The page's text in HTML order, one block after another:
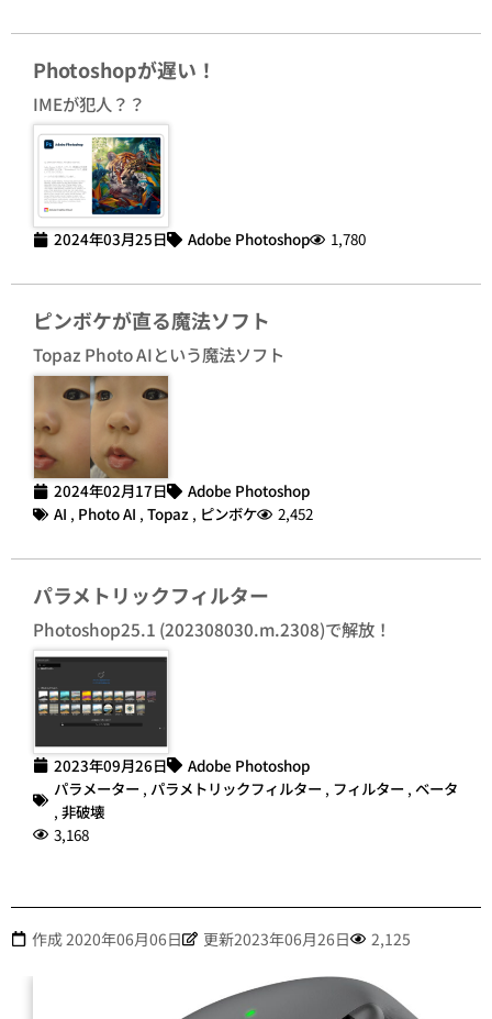
Photoshopが遅い！
IMEが犯人？？
2024年03月25日 Adobe Photoshop 1,780
ピンボケが直る魔法ソフト
Topaz Photo AIという魔法ソフト
2024年02月17日
Adobe Photoshop
AI , Photo AI , Topaz , ピンボケ 2,452
パラメトリックフィルター
Photoshop25.1 (202308030.m.2308)で解放！
2023年09月26日
Adobe Photoshop
パラメーター , パラメトリックフィルター , フィルター , ベータ
, 非破壊
3,168
作成 2020年06月06日 更新2023年06月26日 2,125